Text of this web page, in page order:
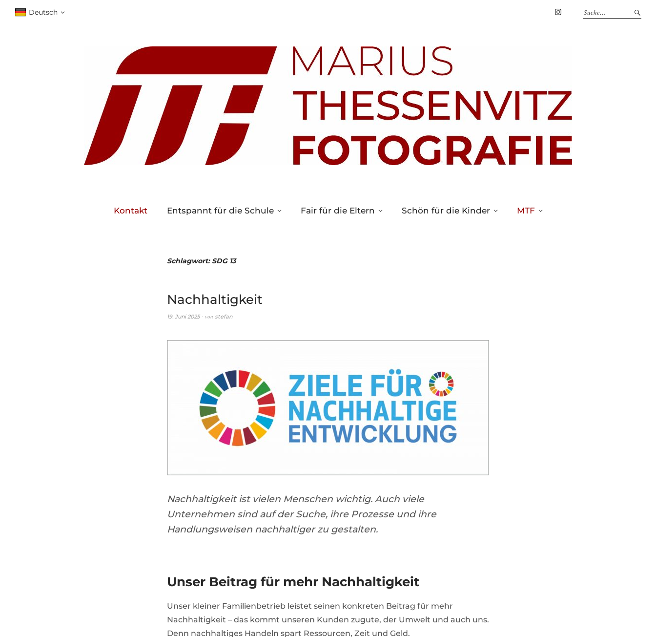
Deutsch
Kontakt Entspannt für die Schule Fair für die Eltern Schön für die Kinder MTF
Schlagwort: SDG 13
Nachhaltigkeit
19. Juni 2025 von stefan
Nachhaltigkeit ist vielen Menschen wichtig. Auch viele
Unternehmen sind auf der Suche, ihre Prozesse und ihre
Handlungsweisen nachhaltiger zu gestalten.
Unser Beitrag für mehr Nachhaltigkeit
Unser kleiner Familienbetrieb leistet seinen konkreten Beitrag für mehr
Nachhaltigkeit – das kommt unseren Kunden zugute, der Umwelt und auch uns.
Denn nachhaltiges Handeln spart Ressourcen, Zeit und Geld.